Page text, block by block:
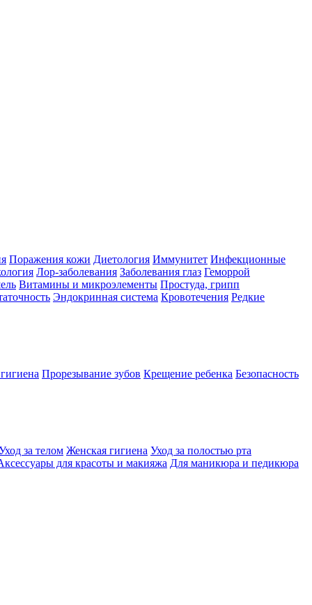
Поражения кожи Диетология Иммунитет Инфекционные
Лор-заболевания Заболевания глаз Геморрой
Витамины и микроэлементы Простуда, грипп
Эндокринная система Кровотечения Редкие
Прорезывание зубов Крещение ребенка Безопасность
за телом Женская гигиена Уход за полостью рта
для красоты и макияжа Для маникюра и педикюра